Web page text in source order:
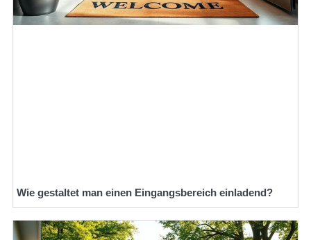
Wie gestaltet man einen Eingangsbereich einladend?